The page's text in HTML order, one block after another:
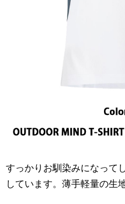
すっかりお馴染みになって
しています。薄手軽量の生